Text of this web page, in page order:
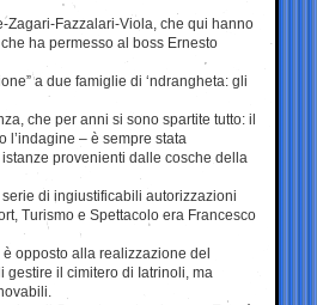
Zagari-Fazzalari-Viola, che qui hanno
ha permesso al boss Ernesto
a due famiglie di ‘ndrangheta: gli
che per anni si sono spartite tutto: il
l’indagine – è sempre stata
provenienti dalle cosche della
di ingiustificabili autorizzazioni
Turismo e Spettacolo era Francesco
opposto alla realizzazione del
il cimitero di Iatrinoli, ma